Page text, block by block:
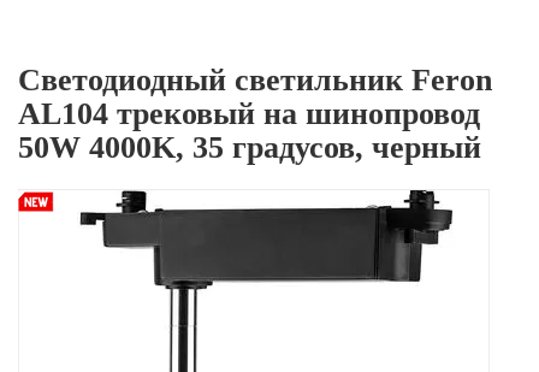
Светодиодный светильник Feron
AL104 трековый на шинопровод
50W 4000K, 35 градусов, черный